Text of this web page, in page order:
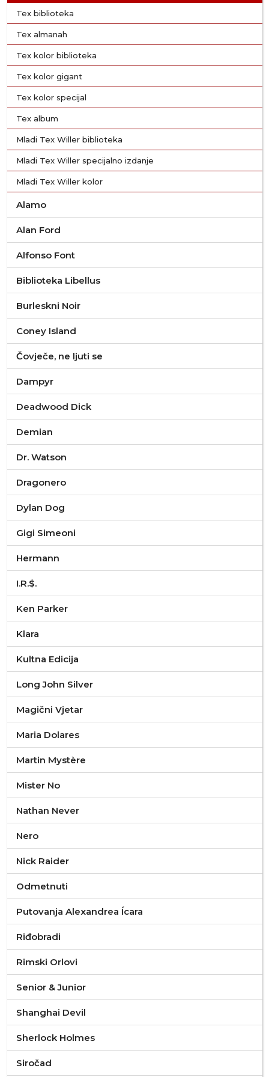
Tex biblioteka
Tex almanah
Tex kolor biblioteka
Tex kolor gigant
Tex kolor specijal
Tex album
Mladi Tex Willer biblioteka
Mladi Tex Willer specijalno izdanje
Mladi Tex Willer kolor
Alamo
Alan Ford
Alfonso Font
Biblioteka Libellus
Burleskni Noir
Coney Island
Čovječe, ne ljuti se
Dampyr
Deadwood Dick
Demian
Dr. Watson
Dragonero
Dylan Dog
Gigi Simeoni
Hermann
I.R.$.
Ken Parker
Klara
Kultna Edicija
Long John Silver
Magični Vjetar
Maria Dolares
Martin Mystère
Mister No
Nathan Never
Nero
Nick Raider
Odmetnuti
Putovanja Alexandrea Ícara
Riđobradi
Rimski Orlovi
Senior & Junior
Shanghai Devil
Sherlock Holmes
Siročad